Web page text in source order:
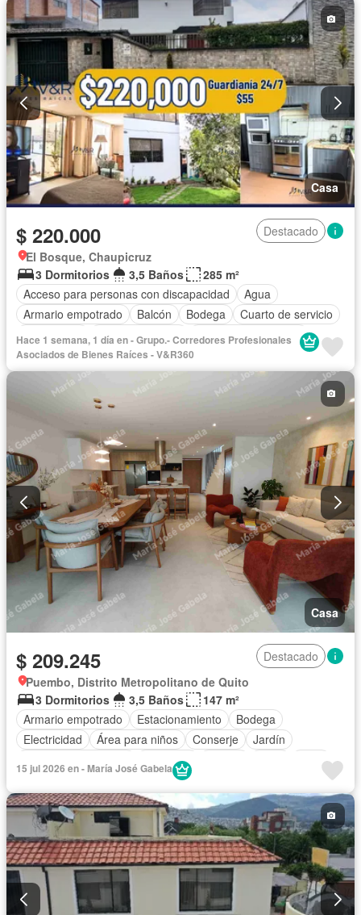
Casa
$ 220.000
Destacado
El Bosque, Chaupicruz
3 Dormitorios
3,5 Baños
285 m²
Acceso para personas con discapacidad
Agua
Armario empotrado
Balcón Bodega
Cuarto de servicio
Electricidad
Estacionamiento
Garita de guardianía
Jardín
Patio Conserje Seguridad
Vista panorámica
Sin amoblar
Hace 1 semana, 1 día en - Grupo.- Corredores Profesionales
Asociados de Bienes Raíces - V&R360
Casa
$ 209.245
Destacado
Puembo, Distrito Metropolitano de Quito
3 Dormitorios
3,5 Baños
147 m²
Armario empotrado
Estacionamiento
Bodega
Electricidad
Área para niños Conserje
Jardín
Gimnasio
Patio
Seguridad
Vista panorámica
15 jul 2026 en - María José Gabela